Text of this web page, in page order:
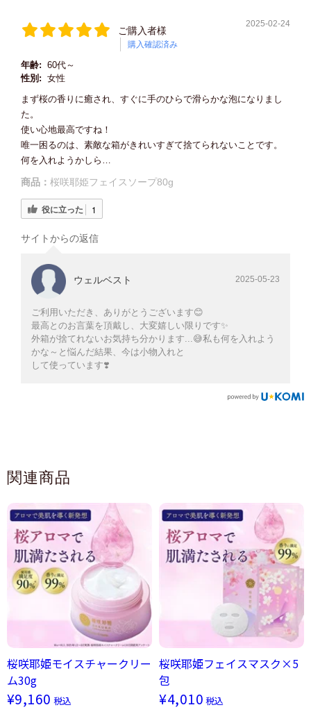
ご購入者様
購入確認済み
2025-02-24
年齢: 60代～
性別: 女性
まず桜の香りに癒され、すぐに手のひらで滑らかな泡になりまし
た。
使い心地最高ですね！
唯一困るのは、素敵な箱がきれいすぎて捨てられないことです。
何を入れようかしら…
商品： 桜咲耶姫フェイスソープ80g
役に立った 1
サイトからの返信
ウェルベスト 2025-05-23
ご利用いただき、ありがとうございます😊
最高とのお言葉を頂戴し、大変嬉しい限りです✨
外箱が捨てれないお気持ち分かります...😅私も何を入れよう
かな～と悩んだ結果、今は小物入れと
して使っています❣️
関連商品
桜咲耶姫モイスチャークリー
ム30g
¥9,160 税込
桜咲耶姫フェイスマスク×5
包
¥4,010 税込